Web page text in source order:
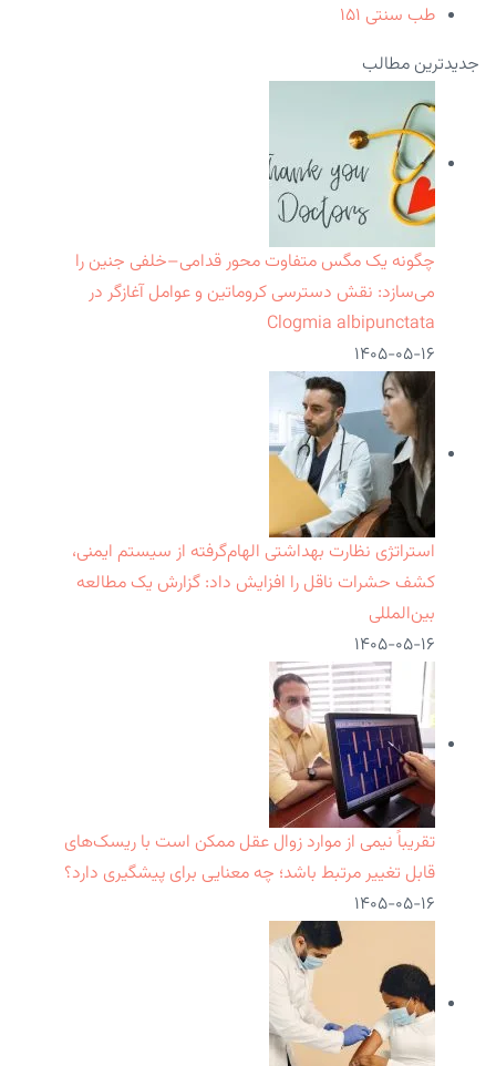
طب سنتی ۱۵۱
جدیدترین مطالب
چگونه یک مگس متفاوت محور قدامی–خلفی جنین را
می‌سازد: نقش دسترسی کروماتین و عوامل آغازگر در
Clogmia albipunctata
۱۴۰۵-۰۵-۱۶
استراتژی نظارت بهداشتی الهام‌گرفته از سیستم ایمنی،
کشف حشرات ناقل را افزایش داد: گزارش یک مطالعه
بین‌المللی
۱۴۰۵-۰۵-۱۶
تقریباً نیمی از موارد زوال عقل ممکن است با ریسک‌های
قابل تغییر مرتبط باشد؛ چه معنایی برای پیشگیری دارد؟
۱۴۰۵-۰۵-۱۶